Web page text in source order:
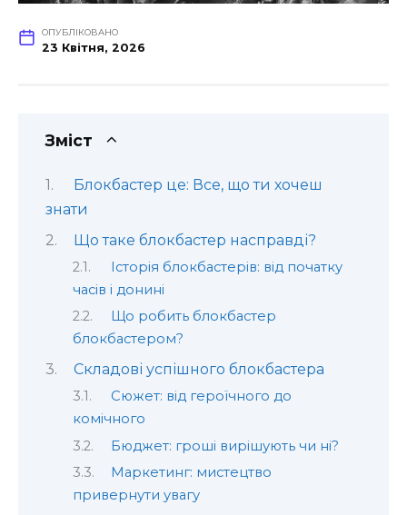
ОПУБЛІКОВАНО
23 Квітня, 2026
Зміст
Блокбастер це: Все, що ти хочеш
знати
Що таке блокбастер насправді?
Історія блокбастерів: від початку
часів і донині
Що робить блокбастер
блокбастером?
Складові успішного блокбастера
Сюжет: від героїчного до
комічного
Бюджет: гроші вирішують чи ні?
Маркетинг: мистецтво
привернути увагу